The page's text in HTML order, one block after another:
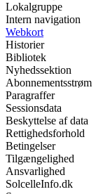
Lokalgruppe
Intern navigation
Webkort
Historier
Bibliotek
Nyhedssektion
Abonnementsstrøm
Paragraffer
Sessionsdata
Beskyttelse af data
Rettighedsforhold
Betingelser
Tilgængelighed
Ansvarlighed
SolcelleInfo.dk